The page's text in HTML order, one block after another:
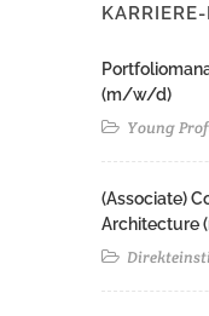
(m/w/d)
Young
(Associate)
Architecture